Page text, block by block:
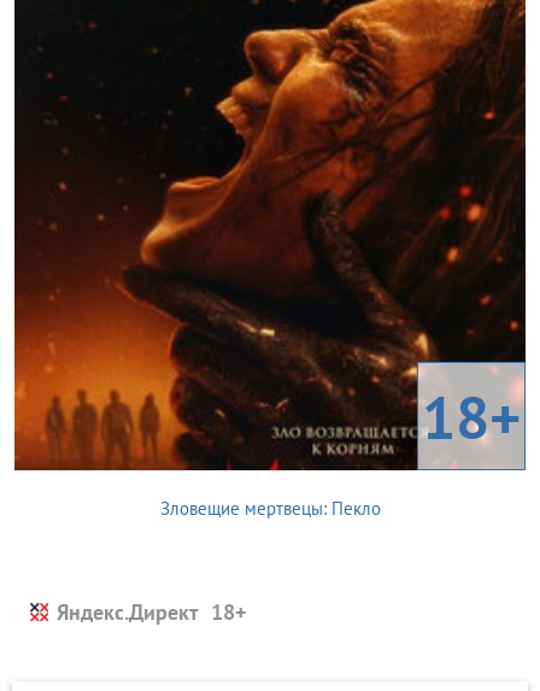
18+
Зловещие мертвецы: Пекло
Яндекс.Директ